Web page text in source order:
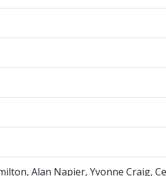
Alan Napier, Yvonne Craig,